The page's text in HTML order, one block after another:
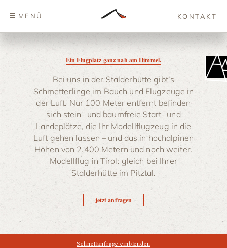
MENÜ KONTAKT
Ein Flugplatz ganz nah am Himmel.
Bei uns in der Stalderhütte gibt’s
Schmetterlinge im Bauch und Flugzeuge in
der Luft. Nur 100 Meter entfernt befinden
sich stein- und baumfreie Start- und
Landeplätze, die Ihr Modellflugzeug in die
Luft gehen lassen – und das in hochalpinen
Höhen von 2.400 Metern und noch weiter.
Modellflug in Tirol: gleich bei Ihrer
Stalderhütte im Pitztal.
jetzt anfragen
Schnellanfrage einblenden